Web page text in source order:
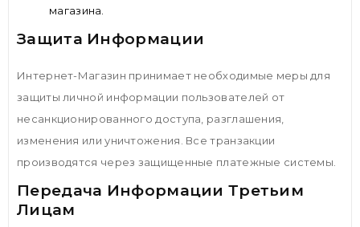
магазина.
Защита Информации
Интернет-Магазин принимает необходимые меры для
защиты личной информации пользователей от
несанкционированного доступа, разглашения,
изменения или уничтожения. Все транзакции
производятся через защищенные платежные системы.
Передача Информации Третьим
Лицам